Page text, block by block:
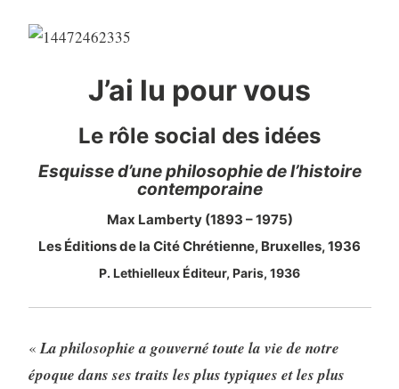
J’ai lu pour vous
Le rôle social des idées
Esquisse d’une philosophie de l’histoire
contemporaine
Max Lamberty (1893 – 1975)
Les Éditions de la Cité Chrétienne, Bruxelles, 1936
P. Lethielleux Éditeur, Paris, 1936
«La philosophie a gouverné toute la vie de notre
époque dans ses traits les plus typiques et les plus